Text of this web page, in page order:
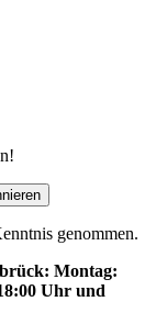
genommen.
Montag:
Uhr und